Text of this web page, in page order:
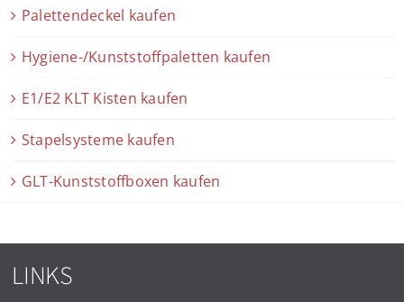
Palettendeckel kaufen
Hygiene-/Kunststoffpaletten kaufen
E1/E2 KLT Kisten kaufen
Stapelsysteme kaufen
GLT-Kunststoffboxen kaufen
LINKS